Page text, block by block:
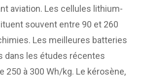
aviation. Les cellules lithium-
souvent entre 90 et 260
Les meilleures batteries
dans les études récentes
250 à 300 Wh/kg. Le kérosène,